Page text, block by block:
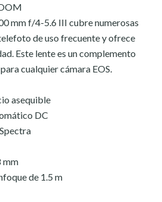
mm f/4-5.6 III cubre numerosas
de uso frecuente y ofrece
Este lente es un complemento
cualquier cámara EOS.
asequible
DC
mm
de 1.5 m